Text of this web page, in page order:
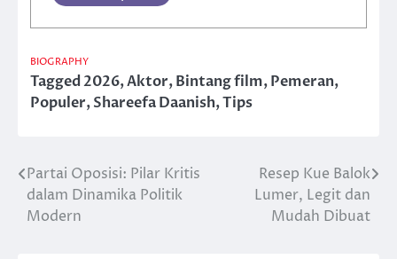
BIOGRAPHY
Tagged2026,Aktor,Bintang film,Pemeran,
Populer,Shareefa Daanish,Tips
Post
navigation
Partai Oposisi: Pilar Kritis
dalam Dinamika Politik
Modern
Resep Kue Balok
Lumer, Legit dan
Mudah Dibuat